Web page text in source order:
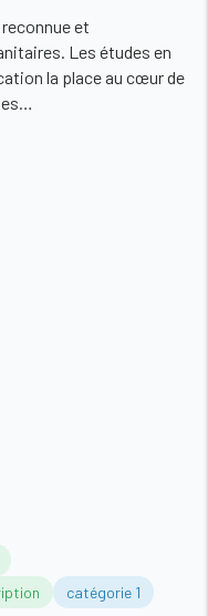
et
Les études en
la place au cœur de
catégorie 1